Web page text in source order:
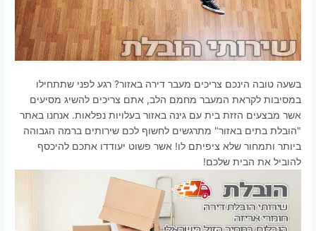
בשעה טובה הינכם צריכים מעבר דירה באזור? רגע לפני שתתחילו
במסיבות לקראת המעבר מחמם הלב, אתם צריכים להשיג מסיעים
אשר מבצעים הזזת בית עם גינה באזור בעלויות נפלאות. אנחנו באתר
"הובלת בתים באזור" מתרגשים לחשוף לכם שירותים ברמה הגבוהה
ביותר ותמחור שלא ציפיתם לו! אשר פשוט יעודדו אתכם להיכסף
להוביל את הבית שלכם!